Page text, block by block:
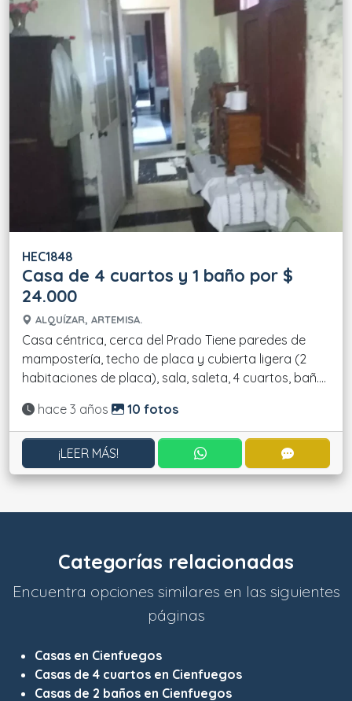
HEC1848
Casa de 4 cuartos y 1 baño por $
24.000
ALQUÍZAR, ARTEMISA.
Casa céntrica, cerca del Prado Tiene paredes de
mampostería, techo de placa y cubierta ligera (2
habitaciones de placa), sala, saleta, 4 cuartos, bañ....
Actualizado:
hace 3 años 10 fotos
¡LEER MÁS! CONTACTAR POR
Categorías relacionadas
Encuentra opciones similares en las siguientes
páginas
Casas en Cienfuegos
Casas de 4 cuartos en Cienfuegos
Casas de 2 baños en Cienfuegos